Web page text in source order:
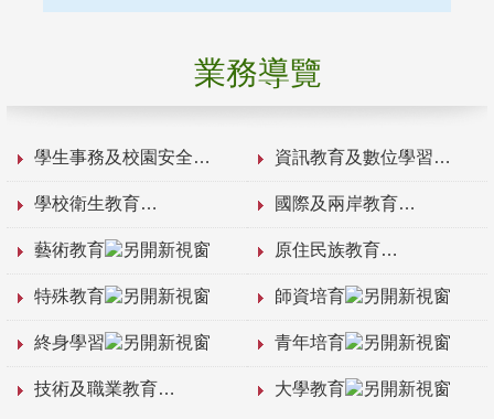
業務導覽
學生事務及校園安全 資訊教育及數位學習
學校衛生教育 國際及兩岸教育
藝術教育 原住民族教育
特殊教育 師資培育
終身學習 青年培育
技術及職業教育 大學教育